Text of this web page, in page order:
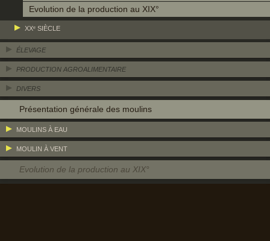
Evolution de la production au XIX°
XXᵉ SIÈCLE
ÉLEVAGE
PRODUCTION AGROALIMENTAIRE
DIVERS
Présentation générale des moulins
MOULINS À EAU
MOULIN À VENT
Evolution de la production au XIX°